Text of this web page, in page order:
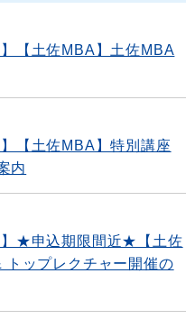
【土佐MBA】土佐MBA
【土佐MBA】特別講座
内
】★申込期限間近★【土佐
トップレクチャー開催の